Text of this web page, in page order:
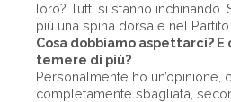
loro? Tutti si stanno inchinando.
più una spina dorsale nel
Cosa dobbiamo aspettarci? E
temere di più?
Personalmente ho
completamente sbagliata,